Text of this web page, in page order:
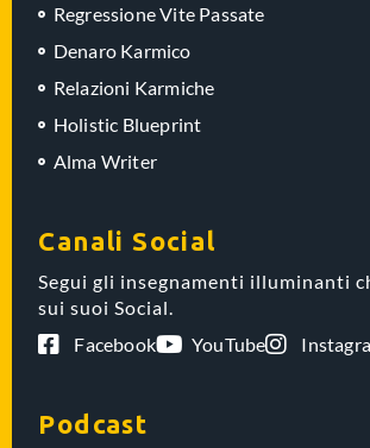
Regressione Vite Passate
Denaro Karmico
Relazioni Karmiche
Holistic Blueprint
Alma Writer
Canali Social
Segui gli insegnamenti illuminanti
sui suoi Social.
Facebook
YouTube
Podcast